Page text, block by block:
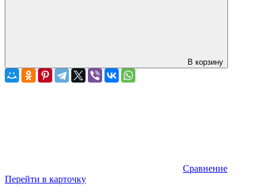
В корзину
Сравнение
Перейти в карточку